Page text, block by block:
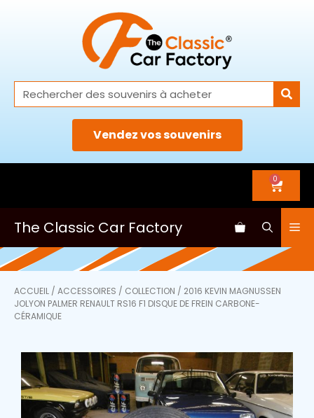
Vendez vos souvenirs
0
The Classic Car Factory
ACCUEIL / ACCESSOIRES / COLLECTION / 2016 KEVIN MAGNUSSEN
JOLYON PALMER RENAULT RS16 F1 DISQUE DE FREIN CARBONE-
CÉRAMIQUE